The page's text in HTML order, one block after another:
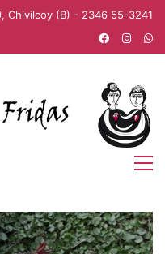
Chivilcoy (B) - 2346 55-3241